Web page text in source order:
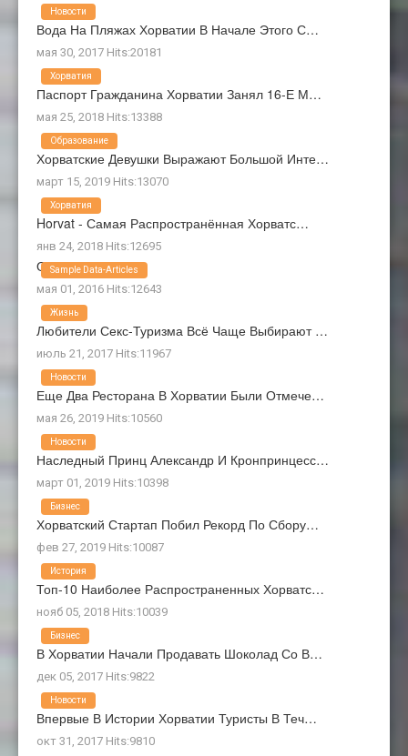
Вода На Пляжах Хорватии В Начале Этого С…
мая 30, 2017 Hits:20181
Новости
Паспорт Гражданина Хорватии Занял 16-Е М…
мая 25, 2018 Hits:13388
Хорватия
Хорватские Девушки Выражают Большой Инте…
март 15, 2019 Hits:13070
Образование
Horvat - Самая Распространённая Хорватс…
янв 24, 2018 Hits:12695
Хорватия
О Нас
мая 01, 2016 Hits:12643
Sample Data-Articles
Любители Секс-Туризма Всё Чаще Выбирают …
июль 21, 2017 Hits:11967
Жизнь
Еще Два Ресторана В Хорватии Были Отмече…
мая 26, 2019 Hits:10560
Новости
Наследный Принц Александр И Кронпринцесс…
март 01, 2019 Hits:10398
Новости
Хорватский Стартап Побил Рекорд По Сбору…
фев 27, 2019 Hits:10087
Бизнес
Топ-10 Наиболее Распространенных Хорватс…
нояб 05, 2018 Hits:10039
История
В Хорватии Начали Продавать Шоколад Со В…
дек 05, 2017 Hits:9822
Бизнес
Впервые В Истории Хорватии Туристы В Теч…
окт 31, 2017 Hits:9810
Новости